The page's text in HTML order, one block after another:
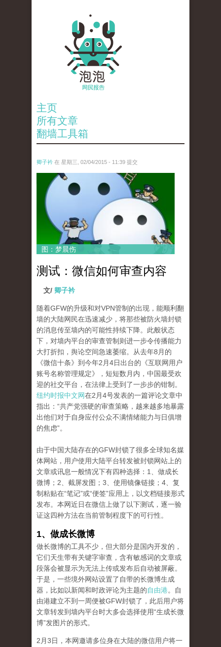
主页
所有文章
翻墙工具箱
卿子衿 在 星期三, 02/04/2015 - 11:39 提交
untitled.jpg
图：梦晨伤
测试：微信如何审查内容
文/ 卿子衿
随着GFW的升级和对VPN管制的出现，能顺利翻
墙的大陆网民在迅速减少，将那些被防火墙封锁
的消息传至墙内的可能性持续下降。此般状态
下，对墙内平台的审查管制则进一步令传播能力
大打折扣，舆论空间急速萎缩。从去年8月的
《微信十条》到今年2月4日出台的《互联网用户
账号名称管理规定》，短短数月内，中国最受欢
迎的社交平台，在法律上受到了一步步的钳制。
纽约时报中文网在2月4号发表的一篇评论文章中
指出：“共产党强硬的审查策略，越来越多地暴露
出他们对于自身应付公众不满情绪能力与日俱增
的焦虑”。
由于中国大陆存在的GFW封锁了很多全球知名媒
体网站，用户使用大陆平台转发被封锁网站上的
文章或讯息一般情况下有四种选择：1、做成长
微博；2、截屏发图；3、使用镜像链接；4、复
制粘贴在“笔记”或“便签”应用上，以文档链接形式
发布。本网近日在微信上做了以下测试，逐一验
证这四种方法在当前管制程度下的可行性。
1、做成长微博
做长微博的工具不少，但大部分是国内开发的，
它们天生带有关键字审查，含有敏感词的文章或
段落会被显示为无法上传或发布后自动被屏蔽。
于是，一些境外网站设置了自带的长微博生成
器，比如以新闻和时政评论为主题的自由港。自
由港建立不到一周便被GFW封锁了，此后用户将
文章转发到墙内平台时大多会选择使用“生成长微
博”发图片的形式。
2月3日，本网邀请多位身在大陆的微信用户将一